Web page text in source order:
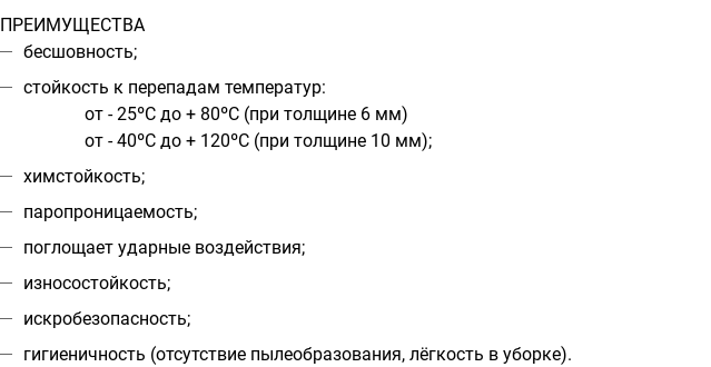
ПРЕИМУЩЕСТВА
бесшовность;
стойкость к перепадам температур:
от - 25ºС до + 80ºС (при толщине 6 мм)
от - 40ºС до + 120ºС (при толщине 10 мм);
химстойкость;
паропроницаемость;
поглощает ударные воздействия;
износостойкость;
искробезопасность;
гигиеничность (отсутствие пылеобразования, лёгкость в уборке).